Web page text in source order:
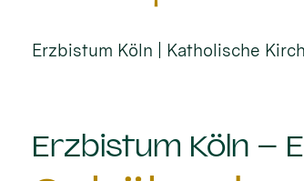
Erzbistum Köln | Katholische
Erzbistum Köln –